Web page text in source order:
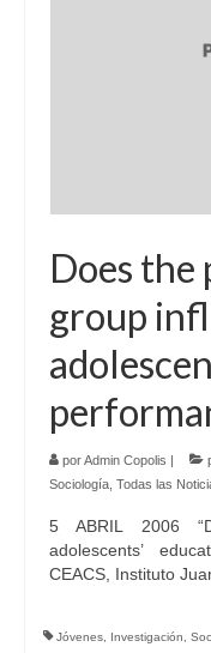
Does the
group
porAdmin Copolis |
Sociología Todas las
5 ABRIL 2006
adolescents’
CEACS, Instituto
Jóvenes Investigación